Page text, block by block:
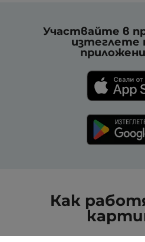
Участвайте в
изтеглете
Как